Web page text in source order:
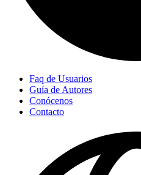
Faq de Usuarios
Guía de Autores
Conócenos
Contacto